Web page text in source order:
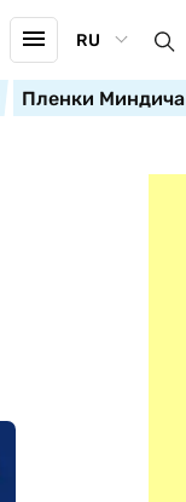
RU
Пленки Миндича